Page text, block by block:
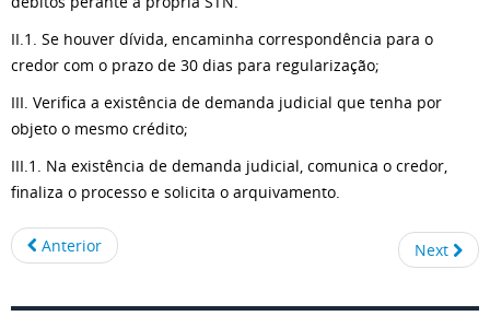
II.1. Se houver dívida, encaminha correspondência para o
credor com o prazo de 30 dias para regularização;
III. Verifica a existência de demanda judicial que tenha por
objeto o mesmo crédito;
III.1. Na existência de demanda judicial, comunica o credor,
finaliza o processo e solicita o arquivamento.
Anterior Next